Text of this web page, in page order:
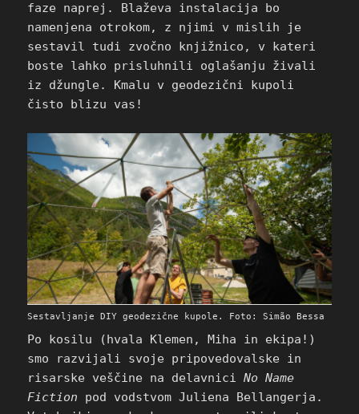
faze naprej. Blaževa instalacija bo
namenjena otrokom, z njimi v mislih je
sestavil tudi zvočno knjižnico, v kateri
boste lahko prisluhnili oglašanju živali
iz džungle. Kmalu v geodezični kupoli
čisto blizu vas!
Sestavljanje DIY geodezične kupole. Foto: Simão Bessa
Po kosilu (hvala Klemen, Miha in ekipa!)
smo razvijali svoje pripovedovalske in
risarske veščine na delavniciNo Name
Fiction pod vodstvom Juliena Bellangerja.